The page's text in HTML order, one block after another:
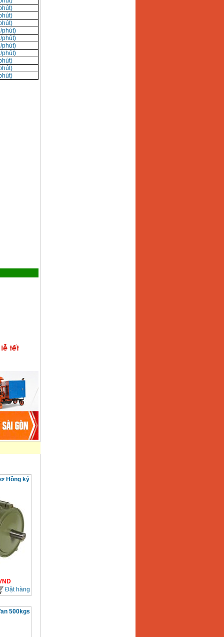
phút)
phút)
phút)
phút)
Hồng ký
Đặt hàng
500kgs